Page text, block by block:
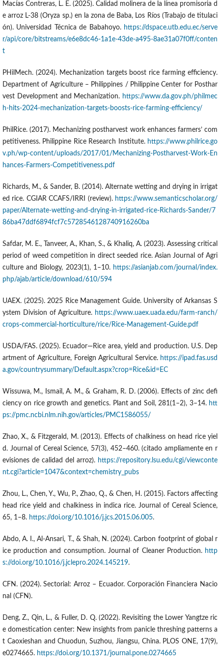
Macías Contreras, L. E. (2025). Calidad molinera de la línea promisoria d
e arroz L-38 (Oryza sp.) en la zona de Baba, Los Ríos (Trabajo de titulaci
ón). Universidad Técnica de Babahoyo. https://dspace.utb.edu.ec/serve
r/api/core/bitstreams/e6e8dc46-1a1e-43de-a495-8ae31a07f0ff/conten
t
PHilMech. (2024). Mechanization targets boost rice farming efficiency.
Department of Agriculture – Philippines / Philippine Center for Posthar
vest Development and Mechanization. https://www.da.gov.ph/philmec
h-hits-2024-mechanization-targets-boosts-rice-farming-efficiency/
PhilRice. (2017). Mechanizing postharvest work enhances farmers’ com
petitiveness. Philippine Rice Research Institute. https://www.philrice.go
v.ph/wp-content/uploads/2017/01/Mechanizing-Postharvest-Work-En
hances-Farmers-Competitiveness.pdf
Richards, M., & Sander, B. (2014). Alternate wetting and drying in irrigat
ed rice. CGIAR CCAFS/IRRI (review). https://www.semanticscholar.org/
paper/Alternate-wetting-and-drying-in-irrigated-rice-Richards-Sander/7
86ba47ddf6894fcf7c5728546128740916260ba
Safdar, M. E., Tanveer, A., Khan, S., & Khaliq, A. (2023). Assessing critical
period of weed competition in direct seeded rice. Asian Journal of Agri
culture and Biology, 2023(1), 1–10. https://asianjab.com/journal/index.
php/ajab/article/download/610/594
UAEX. (2025). 2025 Rice Management Guide. University of Arkansas S
ystem Division of Agriculture. https://www.uaex.uada.edu/farm-ranch/
crops-commercial-horticulture/rice/Rice-Management-Guide.pdf
USDA/FAS. (2025). Ecuador—Rice area, yield and production. U.S. Dep
artment of Agriculture, Foreign Agricultural Service. https://ipad.fas.usd
a.gov/countrysummary/Default.aspx?crop=Rice&id=EC
Wissuwa, M., Ismail, A. M., & Graham, R. D. (2006). Effects of zinc defi
ciency on rice growth and genetics. Plant and Soil, 281(1–2), 3–14. htt
ps://pmc.ncbi.nlm.nih.gov/articles/PMC1586055/
Zhao, X., & Fitzgerald, M. (2013). Effects of chalkiness on head rice yiel
d. Journal of Cereal Science, 57(3), 452–460. (citado ampliamente en r
evisiones de calidad del arroz). https://repository.lsu.edu/cgi/viewconte
nt.cgi?article=1047&context=chemistry_pubs
Zhou, L., Chen, Y., Wu, P., Zhao, Q., & Chen, H. (2015). Factors affecting
head rice yield and chalkiness in indica rice. Journal of Cereal Science,
65, 1–8. https://doi.org/10.1016/j.jcs.2015.06.005.
Abdo, A. I., Al-Ansari, T., & Shah, N. (2024). Carbon footprint of global r
ice production and consumption. Journal of Cleaner Production. http
s://doi.org/10.1016/j.jclepro.2024.145219.
CFN. (2024). Sectorial: Arroz – Ecuador. Corporación Financiera Nacio
nal (CFN).
Deng, Z., Qin, L., & Fuller, D. Q. (2022). Revisiting the Lower Yangtze ric
e domestication center: New insights from panicle threshing patterns a
t Caoxieshan and Chuodun, Suzhou, Jiangsu, China. PLOS ONE, 17(9),
e0274665. https://doi.org/10.1371/journal.pone.0274665